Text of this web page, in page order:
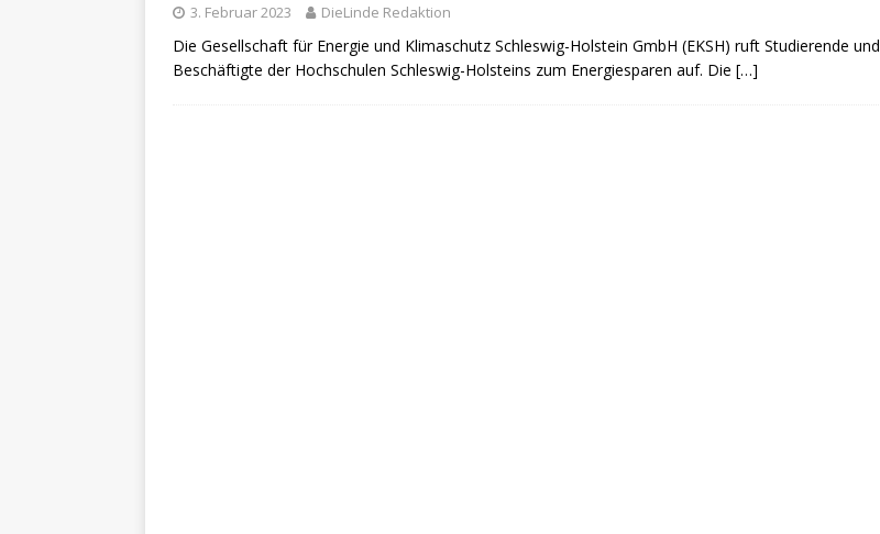
3. Februar 2023 DieLinde Redaktion
Die Gesellschaft für Energie und Klimaschutz Schleswig-Holstein GmbH (EKSH) ruft Studierende und
Beschäftigte der Hochschulen Schleswig-Holsteins zum Energiesparen auf. Die […]